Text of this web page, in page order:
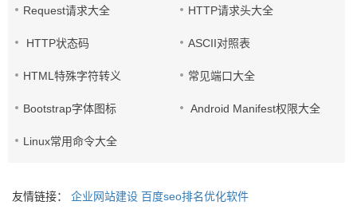
Request请求大全 HTTP请求头大全
HTTP状态码 ASCII对照表
HTML特殊字符转义 常见端口大全
Bootstrap字体图标 Android Manifest权限大全
Linux常用命令大全
友情链接： 企业网站建设 百度seo排名优化软件